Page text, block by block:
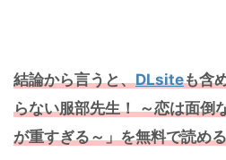
結論から言うと、DLsiteも含
らない服部先生！ ～恋は面倒
が重すぎる～」を無料で読め